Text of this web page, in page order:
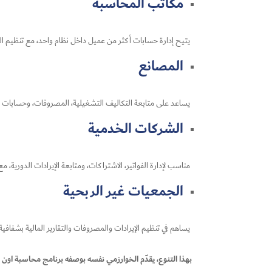
يتيح إدارة حسابات أكثر من عميل داخل نظام واحد، مع تنظيم
المصانع
يساعد على متابعة التكاليف التشغيلية، المصروفات، وحسابات
الشركات الخدمية
مناسب لإدارة الفواتير، الاشتراكات، ومتابعة الإيرادات
الجمعيات غير الربحية
يساهم في تنظيم الإيرادات والمصروفات والتقارير المالية
بهذا التنوع، يقدّم الخوارزمي نفسه بوصفه برنامج محاسبة